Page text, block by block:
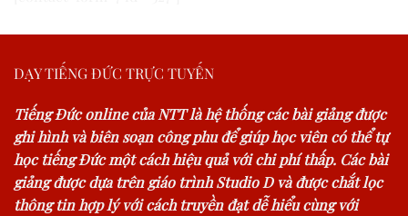
DẠY TIẾNG ĐỨC TRỰC TUYẾN
Tiếng Đức online của NTT là hệ thống các bài giảng được
ghi hình và biên soạn công phu để giúp học viên có thể tự
học tiếng Đức một cách hiệu quả với chi phí thấp. Các bài
giảng được dựa trên giáo trình Studio D và được chắt lọc
thông tin hợp lý với cách truyền đạt dễ hiểu cùng với